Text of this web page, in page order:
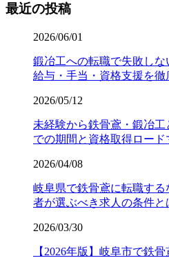
最近の投稿
2026/06/01
鍛冶工への転職で失敗しな
給与・手当・資格支援を徹
2026/05/12
未経験から鉄骨鳶・鍛冶
での期間と資格取得ロード
2026/04/08
岐阜県で鉄骨鳶に転職す
者が選ぶべき求人の条件と
2026/03/30
【2026年版】岐阜市で鉄